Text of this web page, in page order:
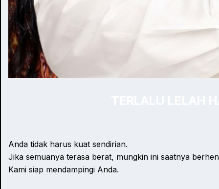
Anda tidak harus kuat sendirian.
Jika semuanya terasa berat, mungkin ini saatnya
Kami siap mendampingi Anda.